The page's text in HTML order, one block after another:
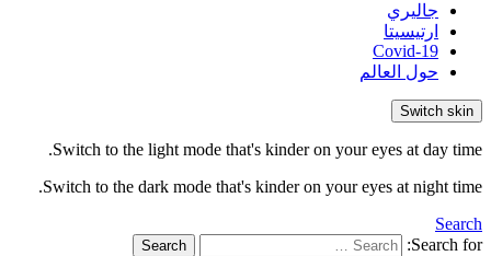
جاليري
ارتيسيتا
Covid-19
حول العالم
Switch skin
Switch to the light mode that's kinder on your eyes at day time.
Switch to the dark mode that's kinder on your eyes at night time.
Search
Search for:
Search